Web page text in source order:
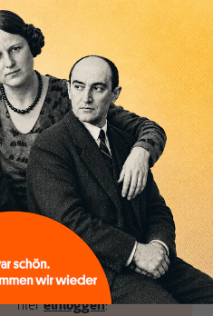
öffnen Fenster und
bringen frische Luft in die
engen und verstaubten
Debattenräume.
Brauchen Sie auch frische
Luft? Dann folgen Sie
einfach dem Button.
ABONNIEREN SIE
MAKROSKOP
Schon Abonnent? Dann
hiereinloggen!